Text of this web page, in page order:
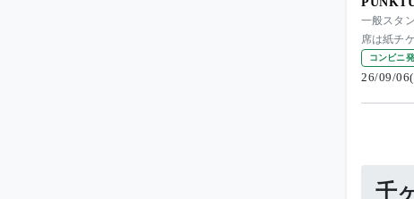
一般スタ
席は紙チ
コンビニ
26/09/
千